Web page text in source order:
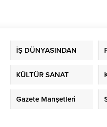
İŞ DÜNYASINDAN
KÜLTÜR SANAT
Gazete Manşetleri